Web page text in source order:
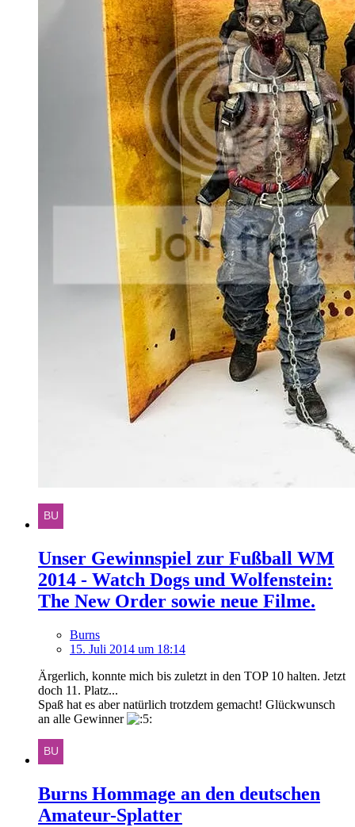
Unser Gewinnspiel zur Fußball WM
2014 - Watch Dogs und Wolfenstein:
The New Order sowie neue Filme.
Burns
15. Juli 2014 um 18:14
Ärgerlich, konnte mich bis zuletzt in den TOP 10 halten. Jetzt
doch 11. Platz...
Spaß hat es aber natürlich trotzdem gemacht! Glückwunsch
an alle Gewinner
Burns Hommage an den deutschen
Amateur-Splatter